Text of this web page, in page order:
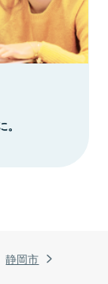
静岡市